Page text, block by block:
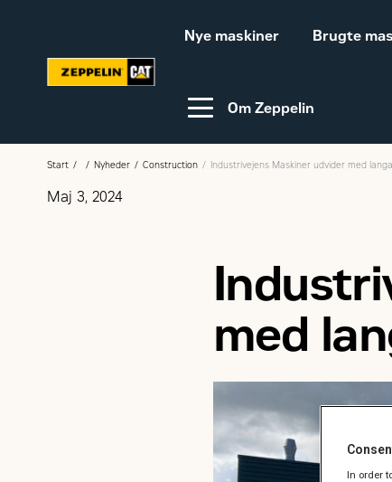
Nye maskiner
Video-guides
Brugte
Webinar
Om Zeppelin
Karriere hos Zeppelin
Ledige jobs
Start Nyheder Construction Industrivejens Maskiner udvider med
Maj 3, 2024
med
In order